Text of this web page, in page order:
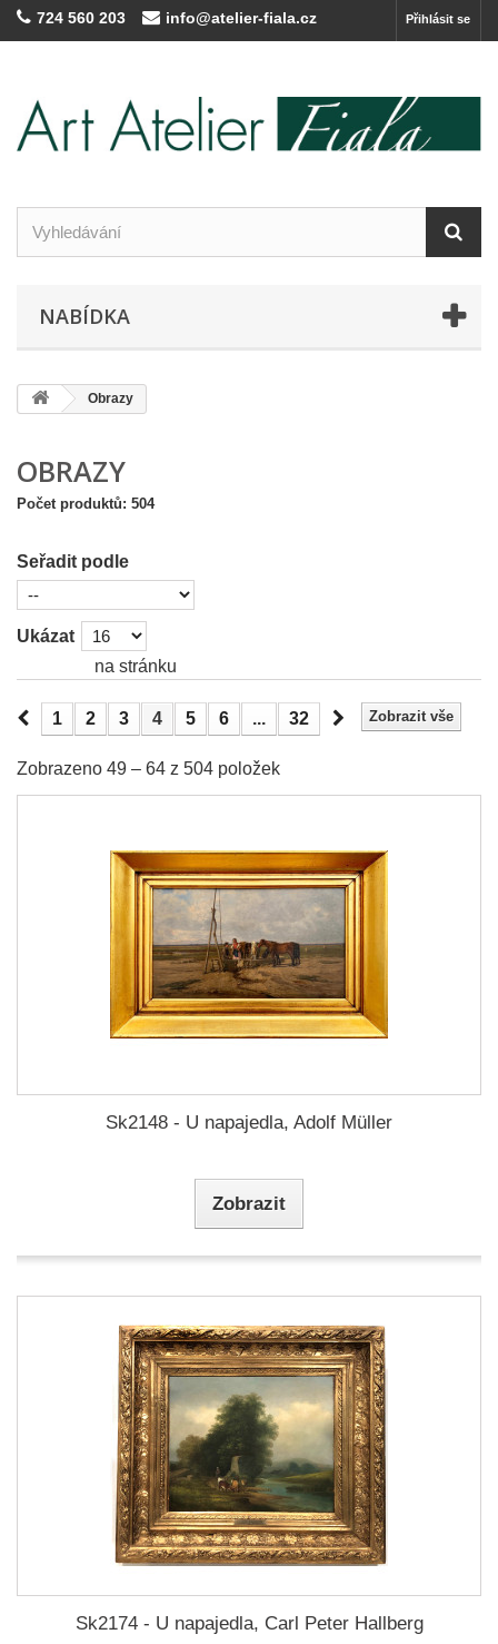
Přihlásit se
724 560 203 info@atelier-fiala.cz
NABÍDKA
Obrazy
OBRAZY
Počet produktů: 504
Seřadit podle
Ukázat
na stránku
Zobrazit vše
1 2 3 4 5 6 ... 32
Zobrazeno 49 – 64 z 504 položek
Sk2148 - U napajedla, Adolf Müller
Zobrazit
Sk2174 - U napajedla, Carl Peter Hallberg